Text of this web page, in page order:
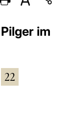
PORTUGUÊS
ESPAÑOL
العربيّة
im
22